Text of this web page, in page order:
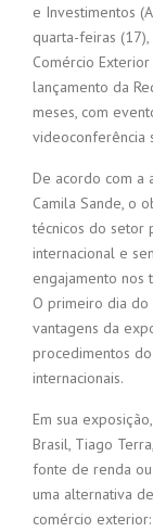
e Investimentos
quarta-feiras
Comércio
lançamento da
meses, com
videoconferência
De acordo com a
Camila Sande, o
técnicos do setor
internacional e
engajamento nos
O primeiro dia do
vantagens da
procedimentos
internacionais.
Em sua
Brasil, Tiago
fonte de renda
uma alternativa
comércio